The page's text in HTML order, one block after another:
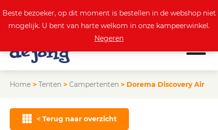
Actuele aanbod
Home > Tenten > Campertenten > Dorema Discovery Air
< Terug naar overzicht
Beste bezoeker, op dit moment is bestellen in de webshop niet
mogelijk. U bent van harte welkom in onze kampeerwinkel.
Negeren